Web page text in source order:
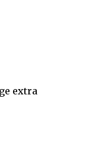
extra